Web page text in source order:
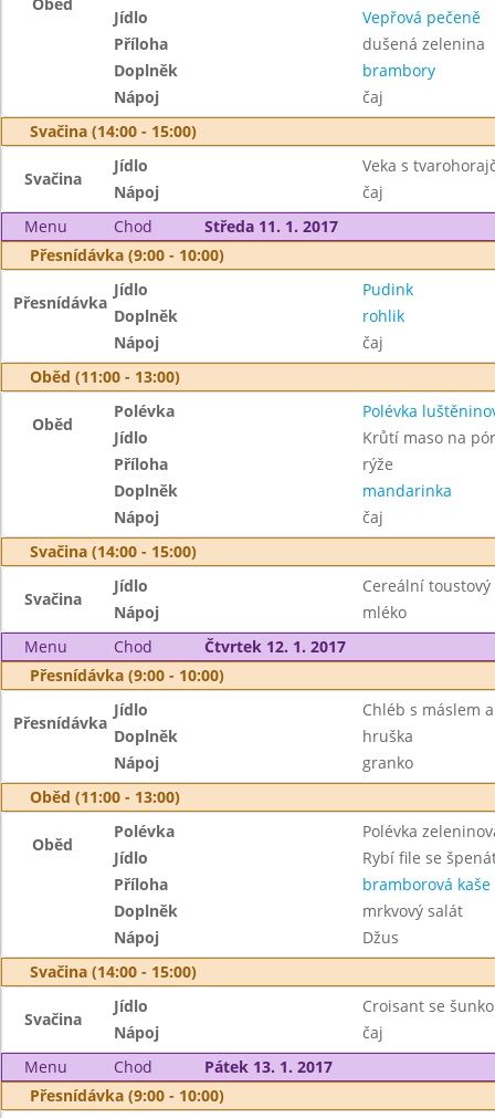
Jídlo
Vepřová pečeně
Příloha
dušená zelenina
Doplněk
brambory
Nápoj
čaj
Svačina (14:00 - 15:00)
Svačina
Jídlo
Veka s
Nápoj
čaj
Menu
Chod
Středa 11. 1. 2017
Přesnídávka (9:00 - 10:00)
Přesnídávka
Jídlo
Pudink
Doplněk
rohlik
Nápoj
čaj
Oběd (11:00 - 13:00)
Oběd
Polévka
Polévka
Jídlo
Krůtí maso na
Příloha
rýže
Doplněk
mandarinka
Nápoj
čaj
Svačina (14:00 - 15:00)
Svačina
Jídlo
Cereální
Nápoj
mléko
Menu
Chod
Čtvrtek 12. 1. 2017
Přesnídávka (9:00 - 10:00)
Přesnídávka
Jídlo
Chléb s máslem
Doplněk
hruška
Nápoj
granko
Oběd (11:00 - 13:00)
Oběd
Polévka
Polévka
Jídlo
Rybí file se
Příloha
bramborová kaše
Doplněk
mrkvový salát
Nápoj
Džus
Svačina (14:00 - 15:00)
Svačina
Jídlo
Croisant se
Nápoj
čaj
Menu
Chod
Pátek 13. 1. 2017
Přesnídávka (9:00 - 10:00)